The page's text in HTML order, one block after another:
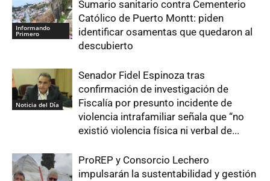
Informando
Primero
Sumario sanitario contra Cementerio
Católico de Puerto Montt: piden
identificar osamentas que quedaron al
descubierto
Noticia del Día
Senador Fidel Espinoza tras
confirmación de investigación de
Fiscalía por presunto incidente de
violencia intrafamiliar señala que “no
existió violencia física ni verbal de...
ProREP y Consorcio Lechero
impulsarán la sustentabilidad y gestión